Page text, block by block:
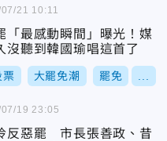
「最感動瞬間」曝光！媒
沒聽到韓國瑜唱這首了
票 大罷免潮 罷免
21 10:11
反惡罷 市長張善政、昔
19 23:05